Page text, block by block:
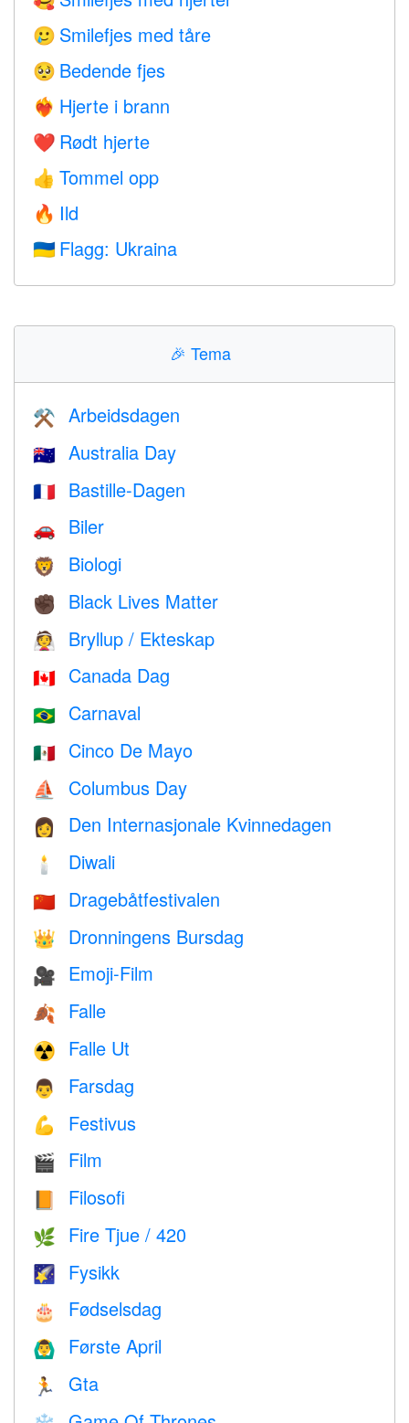
🥲 Smilefjes med tåre
🥺 Bedende fjes
❤️‍🔥 Hjerte i brann
❤️ Rødt hjerte
👍 Tommel opp
🔥 Ild
🇺🇦 Flagg: Ukraina
🎉 Tema
⚒️ Arbeidsdagen
🇦🇺 Australia Day
🇫🇷 Bastille-Dagen
🚗 Biler
🦁 Biologi
✊🏿 Black Lives Matter
👰 Bryllup / Ekteskap
🇨🇦 Canada Dag
🇧🇷 Carnaval
🇲🇽 Cinco De Mayo
⛵️ Columbus Day
👩 Den Internasjonale Kvinnedagen
🕯 Diwali
🇨🇳 Dragebåtfestivalen
👑 Dronningens Bursdag
🎥 Emoji-Film
🍂 Falle
☢️ Falle Ut
👨 Farsdag
💪 Festivus
🎬 Film
📙 Filosofi
🌿 Fire Tjue / 420
🌠 Fysikk
🎂 Fødselsdag
🙆‍♂️ Første April
🏃 Gta